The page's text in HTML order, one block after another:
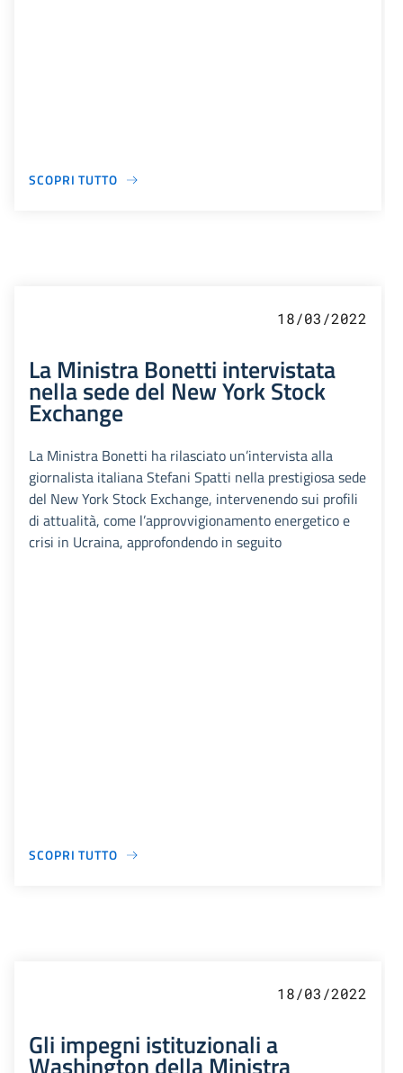
SCOPRI TUTTO
18/03/2022
La Ministra Bonetti intervistata
nella sede del New York Stock
Exchange
La Ministra Bonetti ha rilasciato un’intervista alla
giornalista italiana Stefani Spatti nella prestigiosa sede
del New York Stock Exchange, intervenendo sui profili
di attualità, come l’approvvigionamento energetico e
crisi in Ucraina, approfondendo in seguito
SCOPRI TUTTO
18/03/2022
Gli impegni istituzionali a